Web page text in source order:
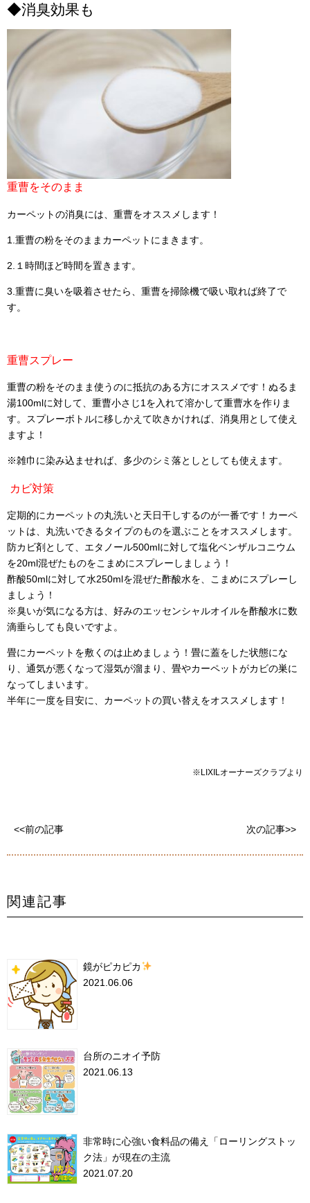
◆消臭効果も
重曹をそのまま
カーペットの消臭には、重曹をオススメします！
1.重曹の粉をそのままカーペットにまきます。
2.１時間ほど時間を置きます。
3.重曹に臭いを吸着させたら、重曹を掃除機で吸い取れば終了で
す。
重曹スプレー
重曹の粉をそのまま使うのに抵抗のある方にオススメです！ぬるま
湯100mlに対して、重曹小さじ1を入れて溶かして重曹水を作りま
す。スプレーボトルに移しかえて吹きかければ、消臭用として使え
ますよ！
※雑巾に染み込ませれば、多少のシミ落としとしても使えます。
カビ対策
定期的にカーペットの丸洗いと天日干しするのが一番です！カーペ
ットは、丸洗いできるタイプのものを選ぶことをオススメします。
防カビ剤として、エタノール500mlに対して塩化ベンザルコニウム
を20ml混ぜたものをこまめにスプレーしましょう！
酢酸50mlに対して水250mlを混ぜた酢酸水を、こまめにスプレーし
ましょう！
※臭いが気になる方は、好みのエッセンシャルオイルを酢酸水に数
滴垂らしても良いですよ。
畳にカーペットを敷くのは止めましょう！畳に蓋をした状態にな
り、通気が悪くなって湿気が溜まり、畳やカーペットがカビの巣に
なってしまいます。
半年に一度を目安に、カーペットの買い替えをオススメします！
※LIXILオーナーズクラブより
<<前の記事 次の記事>>
関連記事
鏡がピカピカ
2021.06.06
台所のニオイ予防
2021.06.13
非常時に心強い食料品の備え「ローリングストッ
ク法」が現在の主流
2021.07.20